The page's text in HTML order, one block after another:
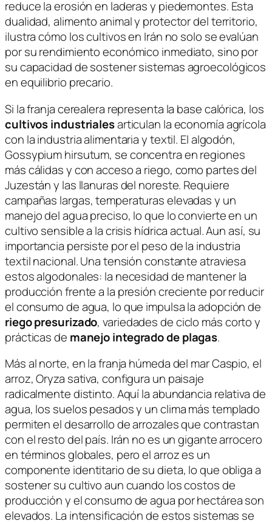
reduce la erosión en laderas y piedemontes. Esta
dualidad, alimento animal y protector del territorio,
ilustra cómo los cultivos en Irán no solo se evalúan
por su rendimiento económico inmediato, sino por
su capacidad de sostener sistemas agroecológicos
en equilibrio precario.
Si la franja cerealera representa la base calórica, los
cultivos industrialesarticulan la economía agrícola
con la industria alimentaria y textil. El algodón,
Gossypium hirsutum, se concentra en regiones
más cálidas y con acceso a riego, como partes del
Juzestán y las llanuras del noreste. Requiere
campañas largas, temperaturas elevadas y un
manejo del agua preciso, lo que lo convierte en un
cultivo sensible a la crisis hídrica actual. Aun así, su
importancia persiste por el peso de la industria
textil nacional. Una tensión constante atraviesa
estos algodonales: la necesidad de mantener la
producción frente a la presión creciente por reducir
el consumo de agua, lo que impulsa la adopción de
riego presurizado, variedades de ciclo más corto y
prácticas de manejo integrado de plagas.
Más al norte, en la franja húmeda del mar Caspio, el
arroz,Oryza sativa, configura un paisaje
radicalmente distinto. Aquí la abundancia relativa de
agua, los suelos pesados y un clima más templado
permiten el desarrollo de arrozales que contrastan
con el resto del país. Irán no es un gigante arrocero
en términos globales, pero el arroz es un
componente identitario de su dieta, lo que obliga a
sostener su cultivo aun cuando los costos de
producción y el consumo de agua por hectárea son
elevados. La intensificación de estos sistemas se